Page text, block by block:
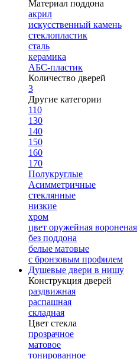
Материал поддона
акрил
искусственный камень
стеклопластик
сталь
керамика
АБС-пластик
Количество дверей
3
Другие категории
110
130
140
150
160
170
Полукруглые
Асимметричные
стеклянные
низкие
хром
цвет оружейная
без поддона
белые матовые
с бронзовым профилем
Душевые двери в нишу
Конструкция дверей
раздвижная
распашная
складная
Цвет стекла
прозрачное
матовое
тонированное